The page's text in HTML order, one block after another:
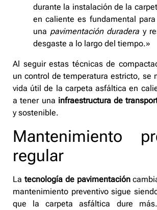
durante la instalación de la
en caliente es fundamental
una pavimentación duradera y
desgaste a lo largo del tiempo.»
Al seguir estas técnicas de
un control de temperatura estricto, se
vida útil de la carpeta asfáltica en
a tener una infraestructura de
y sostenible.
Mantenimiento
regular
La tecnología de pavimentación
mantenimiento preventivo sigue
que la carpeta asfáltica dure